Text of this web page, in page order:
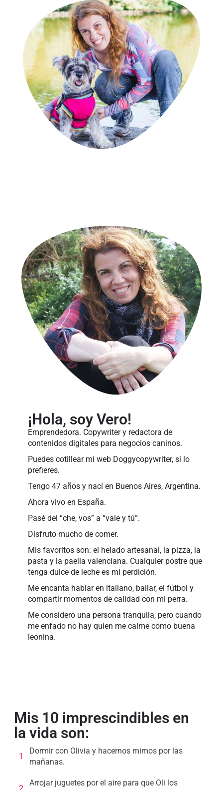
¡Hola, soy Vero!
Emprendedora. Copywriter y redactora de
contenidos digitales para negocios caninos.
Puedes cotillear mi web Doggycopywriter, si lo
prefieres.
Tengo 47 años y nací en Buenos Aires, Argentina.
Ahora vivo en España.
Pasé del “che, vos” a “vale y tú”.
Disfruto mucho de comer.
Mis favoritos son: el helado artesanal, la pizza, la
pasta y la paella valenciana. Cualquier postre que
tenga dulce de leche es mi perdición.
Me encanta hablar en italiano, bailar, el fútbol y
compartir momentos de calidad con mi perra.
Me considero una persona tranquila, pero cuando
me enfado no hay quien me calme como buena
leonina.
Mis 10 imprescindibles en
la vida son:
1
Dormir con Olivia y hacernos mimos por las
mañanas.
Arrojar juguetes por el aire para que Oli los